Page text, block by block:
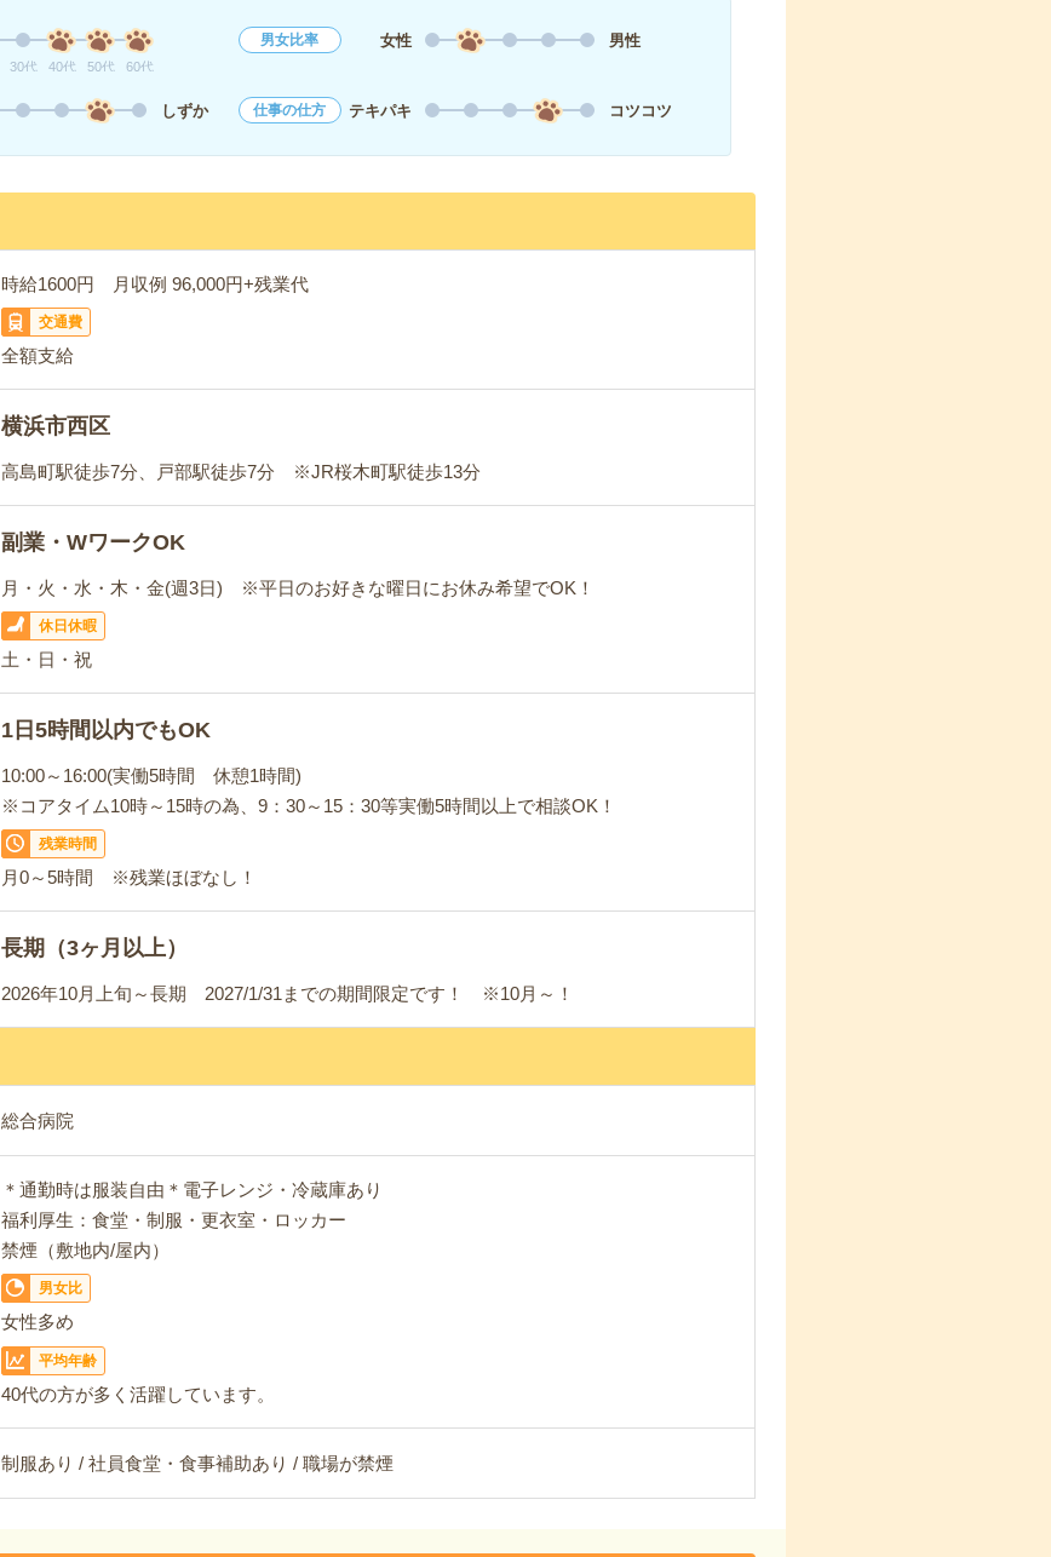
30代 40代 50代 60代
男女比率 女性 男性
しずか 仕事の仕方 テキパキ コツコツ
時給1600円 月収例 96,000円+残業代
交通費
全額支給
横浜市西区
高島町駅徒歩7分、戸部駅徒歩7分 ※JR桜木町駅徒歩13分
副業・WワークOK
月・火・水・木・金(週3日) ※平日のお好きな曜日にお休み希望でOK！
休日休暇
土・日・祝
1日5時間以内でもOK
10:00～16:00(実働5時間 休憩1時間)
※コアタイム10時～15時の為、9：30～15：30等実働5時間以上で相談OK！
残業時間
月0～5時間 ※残業ほぼなし！
長期（3ヶ月以上）
2026年10月上旬～長期 2027/1/31までの期間限定です！ ※10月～！
総合病院
＊通勤時は服装自由＊電子レンジ・冷蔵庫あり
福利厚生：食堂・制服・更衣室・ロッカー
禁煙（敷地内/屋内）
男女比
女性多め
平均年齢
40代の方が多く活躍しています。
制服あり / 社員食堂・食事補助あり / 職場が禁煙